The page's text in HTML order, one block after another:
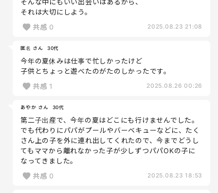
それは大切にしよう。
共感 0 2025.08.23 21:08
匿名 さん 30代
今年の夏休みは仕事で忙しかったけど
子供とちょっと遊べたのがたのしかったです。
共感 1 2025.08.26 00:26
あやか さん 30代
第二子出産で、今年の夏はどこにも行けませんでした。
でも代わりにパパがプールやバーベキューなどに、たく
さん上の子を外に連れ出してくれたので、今までどうし
てもママから離れなかった子が少しずつパパOKの子に
なってきました。
共感 0 2025.08.23 18:53